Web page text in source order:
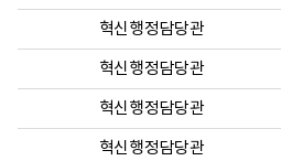
혁신행정담당관
혁신행정담당관
혁신행정담당관
혁신행정담당관